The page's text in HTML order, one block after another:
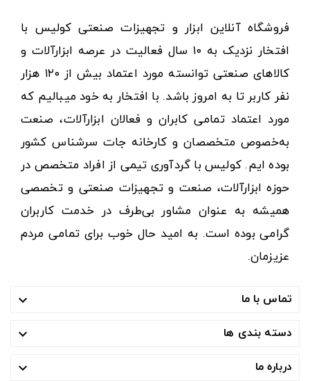
فروشگاه آنلاین ابزار و تجهیزات صنعتی کولیس با
افتخار نزدیک به ۱۰ سال فعالیت در عرصه ابزارآلات و
کالاهای صنعتی توانسته مورد اعتماد بیش از ۱۲۰ هزار
نفر کاربر تا به امروز باشد. با افتخار به خود میبالیم که
مورد اعتماد تمامی کابران و فعالان ابزارآلات، صنعت
به‌خصوص متخصصان و کارخانه جات سرشناس کشور
بوده ایم. کولیس با گردآوری تیمی از افراد متخصص در
حوزه ابزارآلات، صنعت و تجهیزات صنعتی و تخصصی
همیشه به عنوان مشاور بی‌طرف در خدمت کاربران
گرامی بوده است. به امید حال خوب برای تمامی مردم
عزیزمان.
تماس با ما 
دسته بندی ها 
درباره ما 